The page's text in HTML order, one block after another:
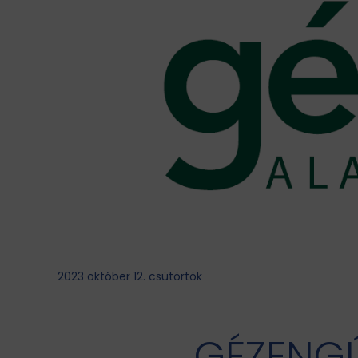
2023 október 12. csütörtök